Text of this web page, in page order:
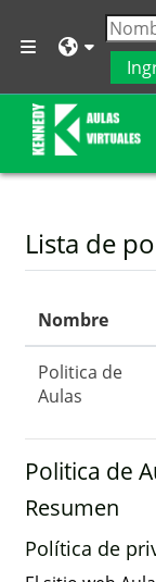
Saltar al
Pánel lateral
Lista de
Nombre
Politica de
Aulas
Politica de
Resumen
Política de